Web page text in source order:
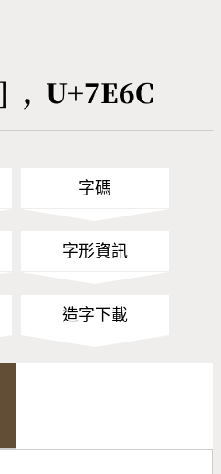
Unicode查詢
, U+7E6C
字碼
字形資訊
造字下載